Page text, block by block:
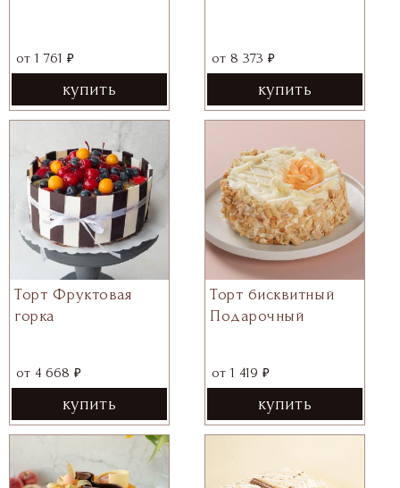
от 1 761 ₽
купить
от 8 373 ₽
купить
Торт Фруктовая
горка
от 4 668 ₽
купить
Торт бисквитный
Подарочный
от 1 419 ₽
купить